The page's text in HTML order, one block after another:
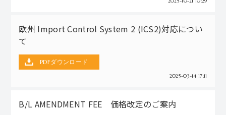
欧州 Import Control System 2 (ICS2)対応につい
て
PDFダウンロード
2025-03-14 17:11
B/L AMENDMENT FEE 価格改定のご案内